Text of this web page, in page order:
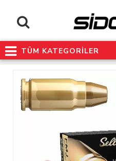
TÜM KATEGORİLER